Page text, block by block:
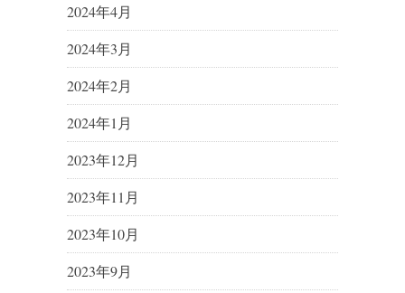
2024年4月
2024年3月
2024年2月
2024年1月
2023年12月
2023年11月
2023年10月
2023年9月